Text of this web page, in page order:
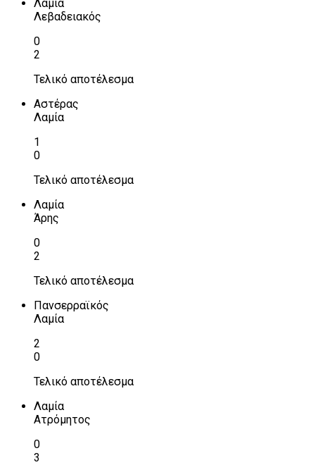
Λαμία
Λεβαδειακός
0
2
Τελικό αποτέλεσμα
Αστέρας
Λαμία
1
0
Τελικό αποτέλεσμα
Λαμία
Άρης
0
2
Τελικό αποτέλεσμα
Πανσερραϊκός
Λαμία
2
0
Τελικό αποτέλεσμα
Λαμία
Ατρόμητος
0
3